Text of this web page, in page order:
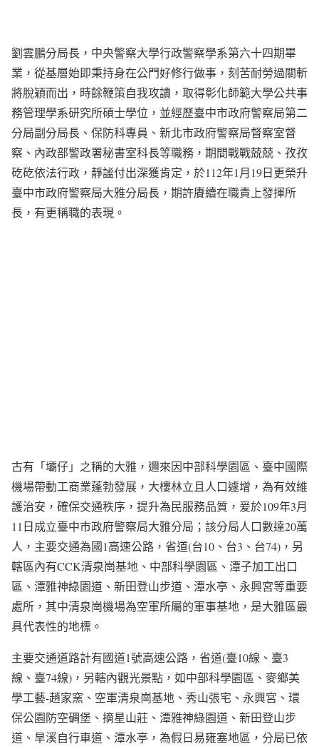
劉雲鵬分局長，中央警察大學行政警察學系第六十四期畢
業，從基層始即秉持身在公門好修行做事，刻苦耐勞過關斬
將脫穎而出，時餘鞭策自我攻讀，取得彰化師範大學公共事
務管理學系研究所碩士學位，並經歷臺中市政府警察局第二
分局副分局長、保防科專員、新北市政府警察局督察室督
察、內政部警政署秘書室科長等職務，期間戰戰兢兢、孜孜
矻矻依法行政，靜謐付出深獲肯定，於112年1月19日更榮升
臺中市政府警察局大雅分局長，期許賡續在職責上發揮所
長，有更稱職的表現。
古有「壩仔」之稱的大雅，邇來因中部科學園區、臺中國際
機場帶動工商業蓬勃發展，大樓林立且人口遽增，為有效維
護治安，確保交通秩序，提升為民服務品質，爰於109年3月
11日成立臺中市政府警察局大雅分局；該分局人口數達20萬
人，主要交通為國1高速公路，省道(台10、台3、台74)，另
轄區內有CCK清泉崗基地、中部科學園區、潭子加工出口
區、潭雅神綠園道、新田登山步道、潭水亭、永興宮等重要
處所，其中清泉崗機場為空軍所屬的軍事基地，是大雅區最
具代表性的地標。
主要交通道路計有國道1號高速公路，省道(臺10線、臺3
線、臺74線)，另轄內觀光景點，如中部科學園區、麥鄉美
學工藝-趙家窯、空軍清泉崗基地、秀山張宅、永興宮、環
保公園防空碉堡、摘星山莊、潭雅神綠園道、新田登山步
道、旱溪自行車道、潭水亭，為假日易雍塞地區，分局已依